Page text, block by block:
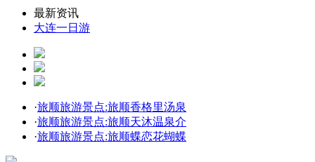
最新资讯
大连一日游
·旅顺旅游景点:旅顺香格里汤泉
·旅顺旅游景点:旅顺天沐温泉介
·旅顺旅游景点:旅顺蝶恋花蝴蝶